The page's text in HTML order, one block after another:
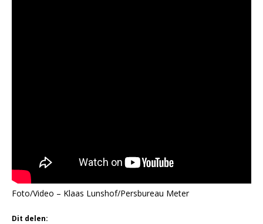
Foto/Video – Klaas Lunshof/Persbureau Meter
Dit delen: